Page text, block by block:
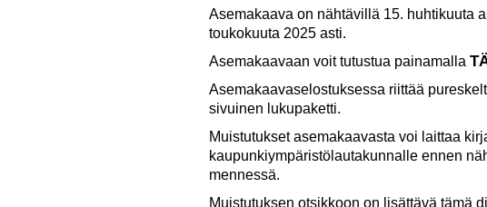
Asemakaava on nähtävillä 15. huhtikuuta
toukokuuta 2025 asti.
Asemakaavaan voit tutustua painamalla
Asemakaavaselostuksessa riittää
sivuinen lukupaketti.
Muistutukset asemakaavasta voi laittaa
kaupunkiympäristölautakunnalle ennen
mennessä.
Muistutuksen otsikkoon on lisättävä tämä